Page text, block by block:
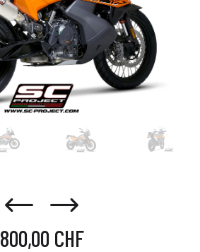
800,00 CHF